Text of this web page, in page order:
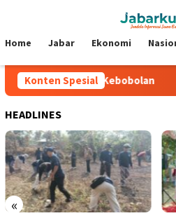
Mobile
Home Jabar Ekonomi
Konten Spesial
Tiga Laga Tanpa Kebobolan
HEADLINES
«